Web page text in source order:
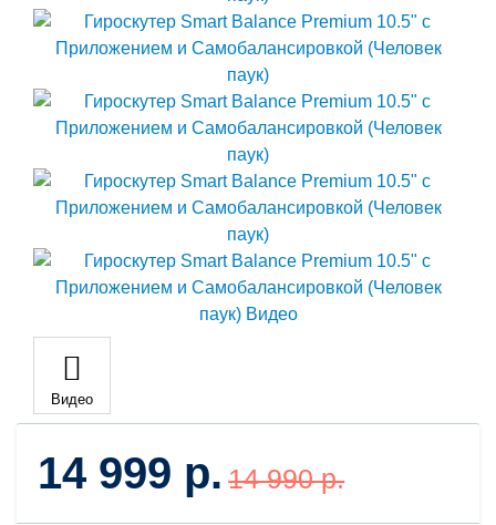
Видео
14 999 р. 14 990 р.